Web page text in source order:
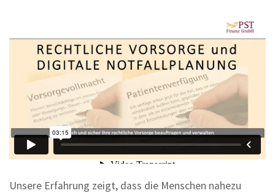
Unsere Erfahrung zeigt, dass die Menschen nahezu